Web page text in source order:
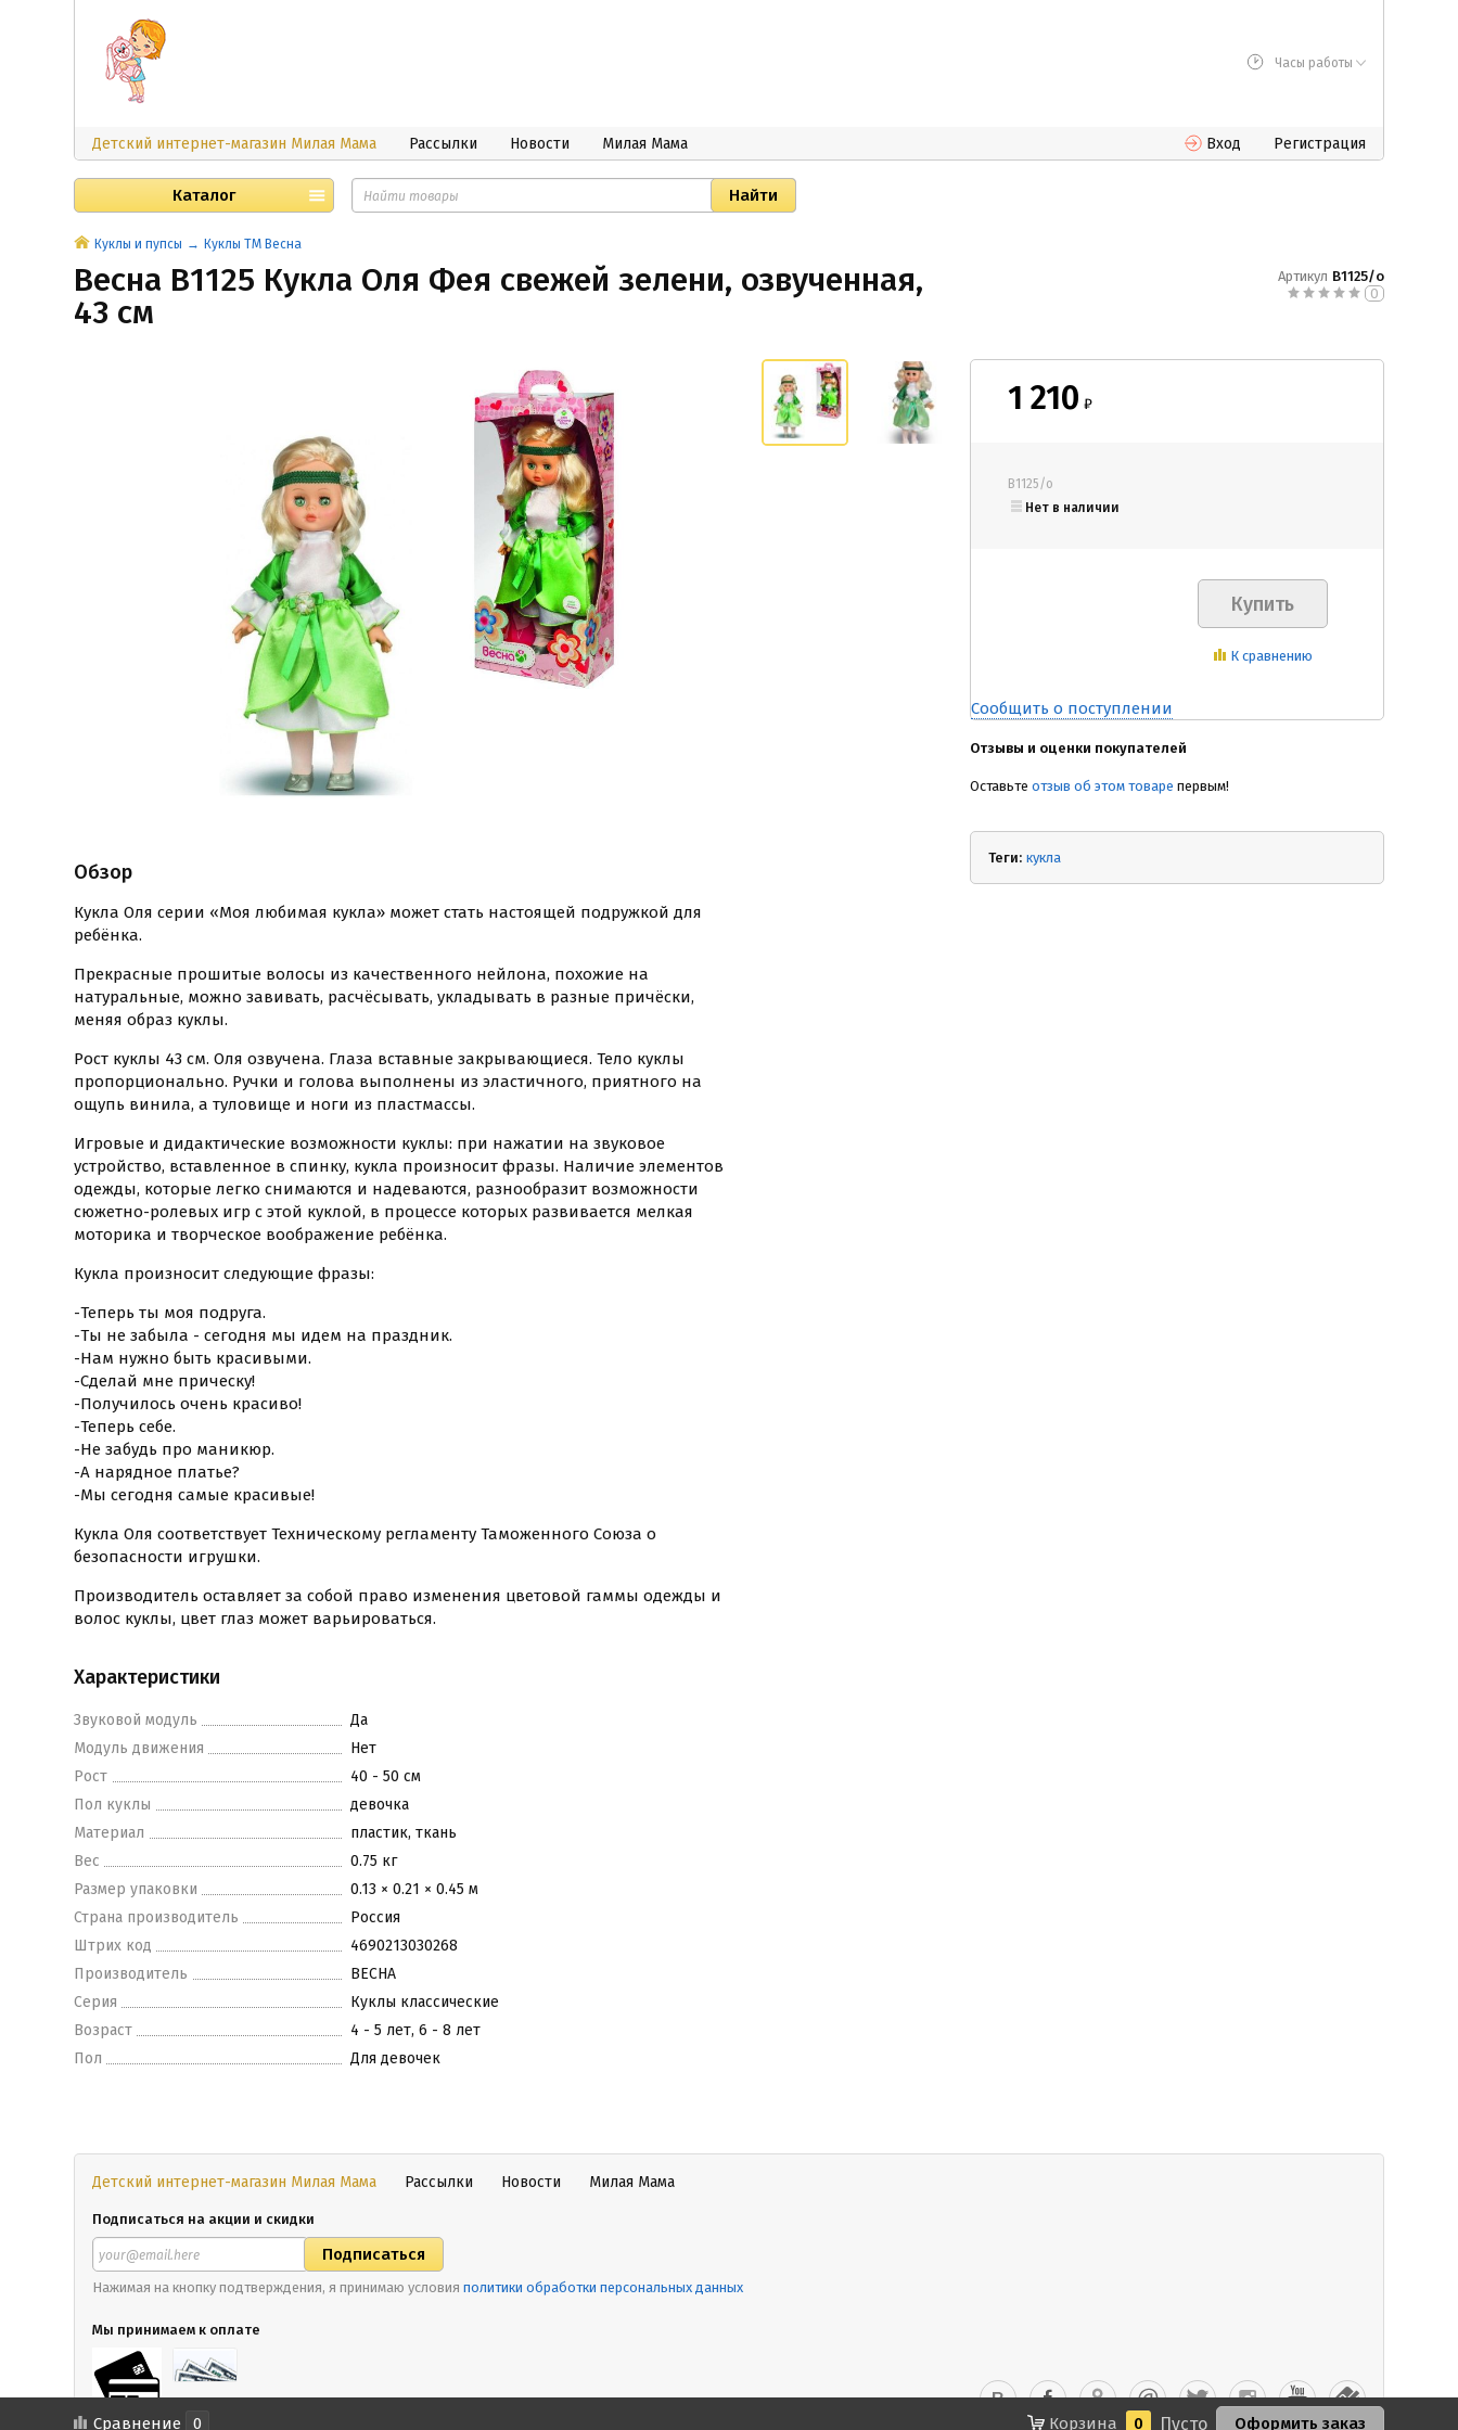
Часы работы
Детский интернет-магазин Милая Мама Рассылки Новости Милая Мама Вход Регистрация
Каталог
Куклы и пупсы Куклы ТМ Весна
Весна В1125 Кукла Оля Фея свежей зелени, озвученная,
43 см
Артикул В1125/о
0
Обзор
Кукла Оля серии «Моя любимая кукла» может стать настоящей подружкой для
ребёнка.
Прекрасные прошитые волосы из качественного нейлона, похожие на
натуральные, можно завивать, расчёсывать, укладывать в разные причёски,
меняя образ куклы.
Рост куклы 43 см. Оля озвучена. Глаза вставные закрывающиеся. Тело куклы
пропорционально. Ручки и голова выполнены из эластичного, приятного на
ощупь винила, а туловище и ноги из пластмассы.
Игровые и дидактические возможности куклы: при нажатии на звуковое
устройство, вставленное в спинку, кукла произносит фразы. Наличие элементов
одежды, которые легко снимаются и надеваются, разнообразит возможности
сюжетно-ролевых игр с этой куклой, в процессе которых развивается мелкая
моторика и творческое воображение ребёнка.
Кукла произносит следующие фразы:
-Теперь ты моя подруга.
-Ты не забыла - сегодня мы идем на праздник.
-Нам нужно быть красивыми.
-Сделай мне прическу!
-Получилось очень красиво!
-Теперь себе.
-Не забудь про маникюр.
-А нарядное платье?
-Мы сегодня самые красивые!
Кукла Оля соответствует Техническому регламенту Таможенного Союза о
безопасности игрушки.
Производитель оставляет за собой право изменения цветовой гаммы одежды и
волос куклы, цвет глаз может варьироваться.
Характеристики
Звуковой модуль
Да
Модуль движения
Нет
Рост
40 - 50 см
Пол куклы
девочка
Материал
пластик, ткань
Вес
0.75 кг
Размер упаковки
0.13 × 0.21 × 0.45 м
Страна производитель
Россия
Штрих код
4690213030268
Производитель
ВЕСНА
Серия
Куклы классические
Возраст
4 - 5 лет, 6 - 8 лет
Пол
Для девочек
1 210 ₽
В1125/о
Нет в наличии
К сравнению
Сообщить о поступлении
Отзывы и оценки покупателей
Оставьте отзыв об этом товаре первым!
Теги: кукла
Детский интернет-магазин Милая Мама Рассылки Новости Милая Мама
Подписаться на акции и скидки
Нажимая на кнопку подтверждения, я принимаю условия политики обработки персональных данных
Мы принимаем к оплате
Сравнение 0 Корзина 0 Пусто Оформить заказ